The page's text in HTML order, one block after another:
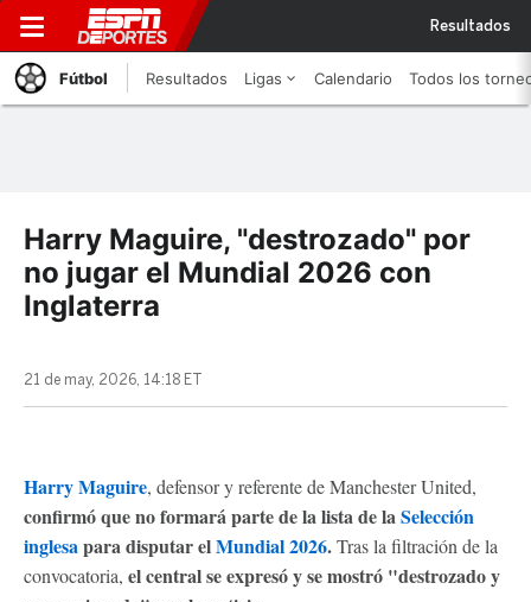
Resultados
Fútbol Resultados Ligas Calendario Todos los
Harry Maguire, "destrozado" por
no jugar el Mundial 2026 con
Inglaterra
21 de may, 2026, 14:18 ET
Harry Maguire, defensor y referente de Manchester United,
confirmó que no formará parte de la lista de laSelección
inglesapara disputar elMundial 2026.Tras la filtración de la
convocatoria, el central se expresó y se mostró "destrozado y